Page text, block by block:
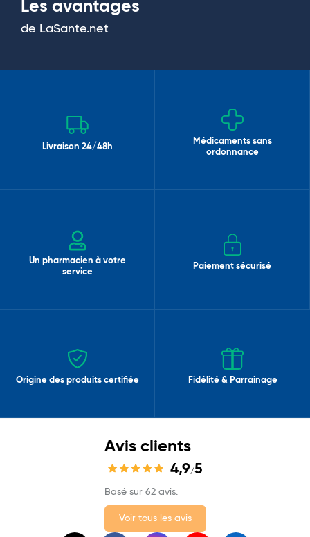
Les avantages
de LaSante.net
Livraison 24/48h
Médicaments sans
ordonnance
Un pharmacien à votre
service
Paiement sécurisé
Origine des produits certifiée Fidélité & Parrainage
Avis clients
4,9/5
Basé sur 62 avis.
Voir tous les avis